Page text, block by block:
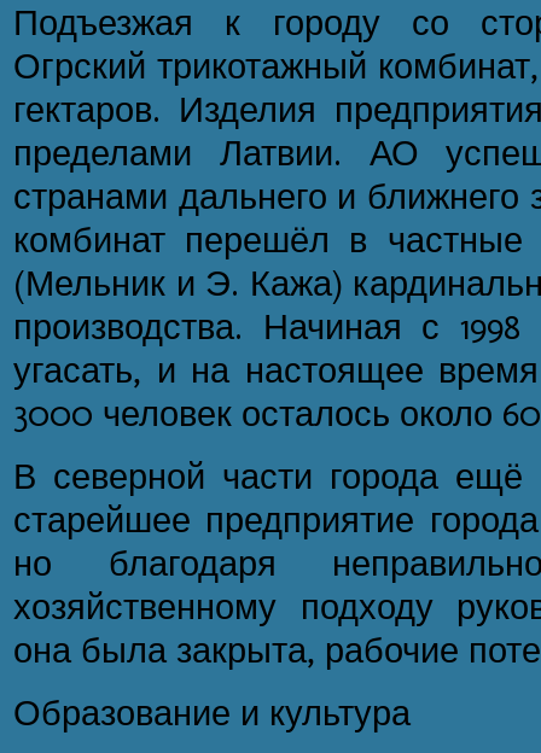
Подъезжая к городу со
Огрский трикотажный
гектаров. Изделия
пределами Латвии. АО
странами дальнего и ближнего
комбинат перешёл в
(Мельник и Э. Кажа)
производства. Начиная с
угасать, и на настоящее
3000 человек осталось около
В северной части города ещё
старейшее предприятие
но благодаря
хозяйственному подходу
она была закрыта, рабочие
Образование и культура